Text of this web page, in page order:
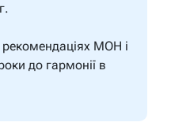
МОН і
до гармонії в